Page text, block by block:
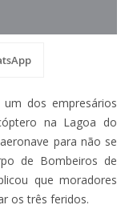
dos empresários
na Lagoa do
para não se
de Bombeiros de
que moradores
os três feridos.